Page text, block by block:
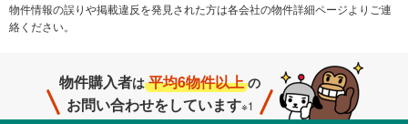
物件情報の誤りや掲載違反を発⾒された方は各会社の物件詳細ページよりご連
絡ください。
物件購入者は 平均6物件以上 の
お問い合わせをしています※1